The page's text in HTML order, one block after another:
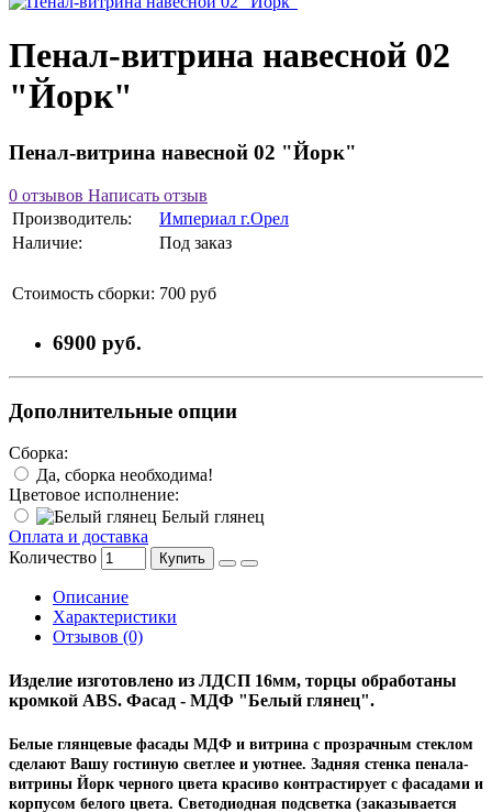
Пенал-витрина навесной 02
"Йорк"
Пенал-витрина навесной 02 "Йорк"
0 отзывов Написать отзыв
Производитель:
Империал г.Орел
Наличие:
Под заказ
Стоимость сборки: 700 руб
6900 руб.
Дополнительные опции
Сборка:
Да, сборка необходима!
Цветовое исполнение:
Белый глянец
Оплата и доставка
Количество
Купить
Описание
Характеристики
Отзывов (0)
Изделие изготовлено из ЛДСП 16мм, торцы обработаны
кромкой ABS. Фасад - МДФ "Белый глянец".
Белые глянцевые фасады МДФ и витрина с прозрачным стеклом
сделают Вашу гостиную светлее и уютнее. Задняя стенка пенала-
витрины Йорк черного цвета красиво контрастирует с фасадами и
корпусом белого цвета. Светодиодная подсветка (заказывается